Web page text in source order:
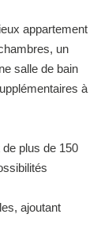
appartement
un
salle de bain
à
plus de 150
ajoutant